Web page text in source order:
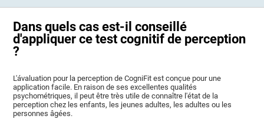
Dans quels cas est-il conseillé
d'appliquer ce test cognitif de perception
?
L'ávaluation pour la perception de CogniFit est conçue pour une
application facile. En raison de ses excellentes qualités
psychométriques, il peut être très utile de connaître l'état de la
perception chez les enfants, les jeunes adultes, les adultes ou les
personnes âgées.